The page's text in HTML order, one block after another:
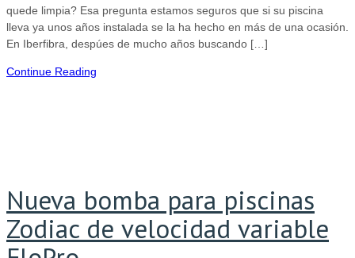
quede limpia? Esa pregunta estamos seguros que si su piscina
lleva ya unos años instalada se la ha hecho en más de una ocasión.
En Iberfibra, despúes de mucho años buscando […]
Continue Reading
Nueva bomba para piscinas
Zodiac de velocidad variable